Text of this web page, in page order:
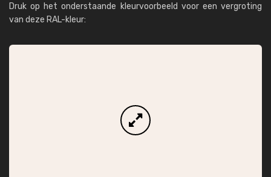
Druk op het onderstaande kleurvoorbeeld voor een vergroting
van deze RAL-kleur: